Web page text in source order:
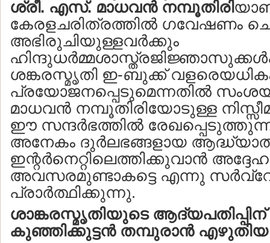
ശ്രീ. എസ്. മാധവന്‍ നമ്പൂതിരി
കേരളചരിത്രത്തില്‍ ഗവേഷണം
അഭിരുചിയുള്ളവര്‍ക്കും
ശങ്കരസ്മൃതി ഇ-ബുക്ക്
പ്രയോജനപ്പെടുമെന്നതില്‍
മാധവന്‍ നമ്പൂതിരിയോടുള്ള
ഈ സന്ദര്‍ഭത്തില്‍
അനേകം ദുര്‍ലഭങ്ങളായ
ഇന്റര്‍നെറ്റിലെത്തിക്കുവാന്‍
അവസരമുണ്ടാകട്ടെ എന്നു
പ്രാര്‍ത്ഥിക്കുന്നു.
ശാങ്കരസ്മൃതിയുടെ
കുഞ്ഞിക്കുട്ടന്‍ തമ്പുരാന്‍